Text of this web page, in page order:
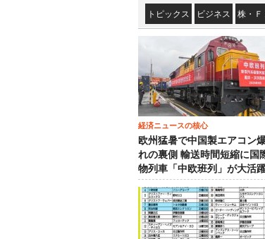
トピックス ビジネス 株・Ｆ
経済ニュースの核心
欧州猛暑で中国製エアコン
れの裏側 輸送時間短縮に国
物列車「中欧班列」が大活